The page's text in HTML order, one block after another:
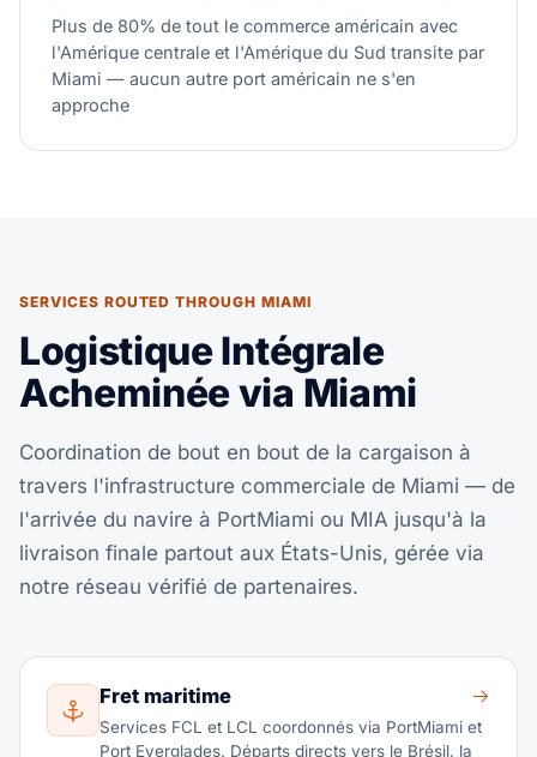
Plus de 80% de tout le commerce américain avec
l'Amérique centrale et l'Amérique du Sud transite par
Miami — aucun autre port américain ne s'en
approche
SERVICES ROUTED THROUGH MIAMI
Logistique Intégrale
Acheminée via Miami
Coordination de bout en bout de la cargaison à
travers l'infrastructure commerciale de Miami — de
l'arrivée du navire à PortMiami ou MIA jusqu'à la
livraison finale partout aux États-Unis, gérée via
notre réseau vérifié de partenaires.
Fret maritime
Services FCL et LCL coordonnés via PortMiami et
Port Everglades. Départs directs vers le Brésil, la